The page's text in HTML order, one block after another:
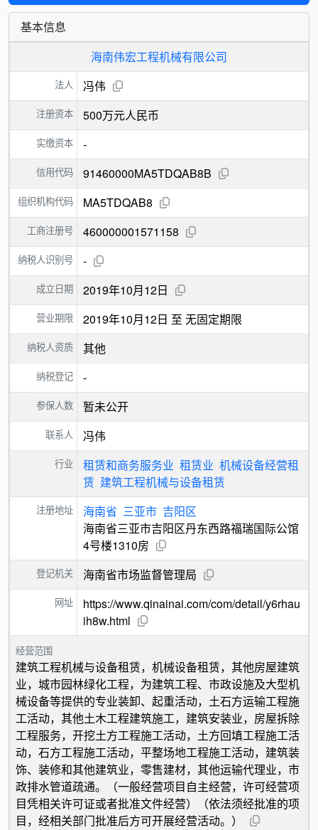
基本信息
海南伟宏工程机械有限公司
法人 冯伟
注册资本 500万元人民币
实缴资本 -
信用代码 91460000MA5TDQAB8B
组织机构代码 MA5TDQAB8
工商注册号 460000001571158
纳税人识别号 -
成立日期 2019年10月12日
营业期限 2019年10月12日 至 无固定期限
纳税人资质 其他
纳税登记 -
参保人数 暂未公开
联系人 冯伟
行业 租赁和商务服务业 租赁业 机械设备经营租
赁 建筑工程机械与设备租赁
注册地址 海南省 三亚市 吉阳区
海南省三亚市吉阳区丹东西路福瑞国际公馆
4号楼1310房
登记机关 海南省市场监督管理局
网址
https://www.qinainai.com/com/detail/y6rhau
ih8w.html
经营范围
建筑工程机械与设备租赁，机械设备租赁，其他房屋建筑
业，城市园林绿化工程，为建筑工程、市政设施及大型机
械设备等提供的专业装卸、起重活动，土石方运输工程施
工活动，其他土木工程建筑施工，建筑安装业，房屋拆除
工程服务，开挖土方工程施工活动，土方回填工程施工活
动，石方工程施工活动，平整场地工程施工活动，建筑装
饰、装修和其他建筑业，零售建材，其他运输代理业，市
政排水管道疏通。（一般经营项目自主经营，许可经营项
目凭相关许可证或者批准文件经营）（依法须经批准的项
目，经相关部门批准后方可开展经营活动。）